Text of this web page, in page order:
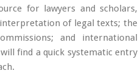
for lawyers and scholars,
of legal texts; the
and international
find a quick systematic entry